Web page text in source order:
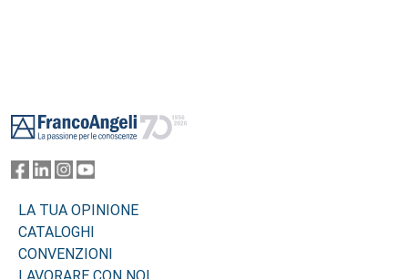
LA TUA OPINIONE
CATALOGHI
CONVENZIONI